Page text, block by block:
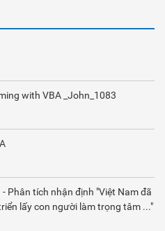
with VBA _John_1083
Phân tích nhận định "Việt Nam đã
lấy con người làm trọng tâm ..."